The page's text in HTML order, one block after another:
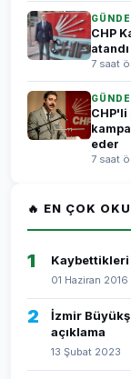
CHP
atandı
7 saat
CHP'li
eder
7 saat
🔥 EN ÇOK
1 Kaybettikleri
01 Haziran 2016
2
İzmir
açıklama
13 Şubat 2023